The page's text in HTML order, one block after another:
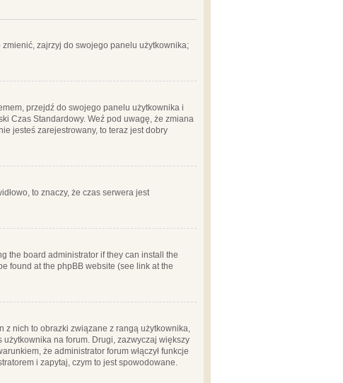
zajrzyj do swojego panelu użytkownika;
przejdź do swojego panelu użytkownika i
Czas Standardowy. Weź pod uwagę, że zmiana
jesteś zarejestrowany, to teraz jest dobry
to znaczy, że czas serwera jest
the board administrator if they can install the
found at the phpBB website (see link at the
z nich to obrazki związane z rangą użytkownika,
na forum. Drugi, zazwyczaj większy
że administrator forum włączył funkcje
i zapytaj, czym to jest spowodowane.